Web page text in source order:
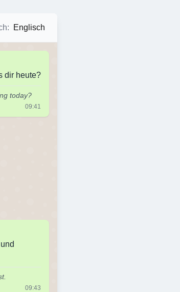
: Englisch
dir heute?
today?
09:41
09:43